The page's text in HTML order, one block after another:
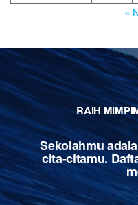
«
RAIH
Sekolahmu
cita-citamu.